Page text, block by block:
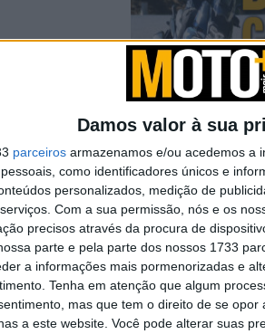
Damos valor à sua
parceiros armazenamos e/ou acedemos a
como identificadores únicos e
personalizados, medição de
Com a sua permissão, nós e os
precisos através da procura de
parte e pela parte dos nossos 1733
a informações mais pormenorizadas e
Tenha em atenção que algum
mas que tem o direito de se
a este website. Você pode alterar suas
alternativa
...